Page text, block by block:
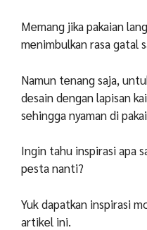
Memang jika pakaian
menimbulkan rasa gatal
Namun tenang saja,
desain dengan lapisan
sehingga nyaman di
Ingin tahu inspirasi apa
pesta nanti?
Yuk dapatkan inspirasi
artikel ini.